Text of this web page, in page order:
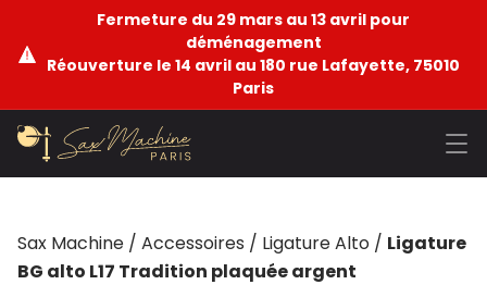
Fermeture du 29 mars au 13 avril pour
déménagement
Réouverture le 14 avril au 180 rue Lafayette, 75010
Paris
Sax Machine / Accessoires / Ligature Alto / Ligature
BG alto L17 Tradition plaquée argent